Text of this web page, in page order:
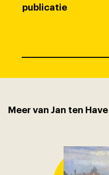
publicatie
Meer van Jan ten Have